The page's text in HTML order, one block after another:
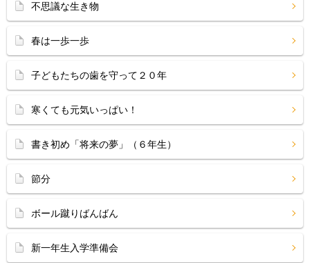
不思議な生き物
春は一歩一歩
子どもたちの歯を守って２０年
寒くても元気いっぱい！
書き初め「将来の夢」（６年生）
節分
ボール蹴りばんばん
新一年生入学準備会